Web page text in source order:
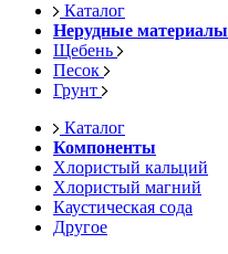
Каталог
Нерудные материалы
Щебень
Песок
Грунт
Каталог
Компоненты
Хлористый кальций
Хлористый магний
Каустическая сода
Другое